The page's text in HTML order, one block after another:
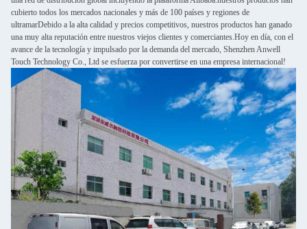
cubierto todos los mercados nacionales y más de 100 países y regiones de
ultramarDebido a la alta calidad y precios competitivos, nuestros productos han ganado
una muy alta reputación entre nuestros viejos clientes y comerciantes.Hoy en día, con el
avance de la tecnología y impulsado por la demanda del mercado, Shenzhen Anwell
Touch Technology Co., Ltd se esfuerza por convertirse en una empresa internacional!